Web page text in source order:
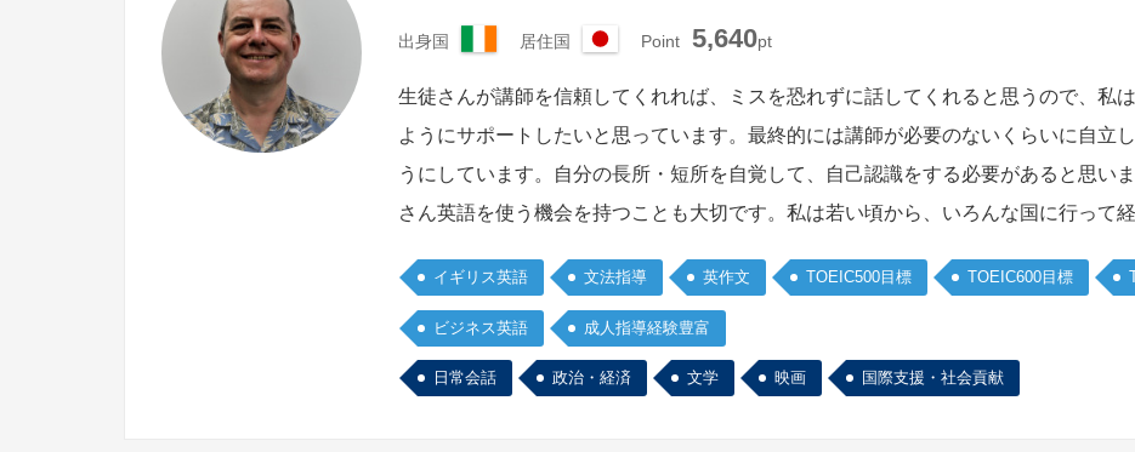
出身国
ア
イ
ラ
ン
ド
居住国
日
本
Point 5,640pt
生徒さんが講師を信頼してくれれば、ミスを恐れずに話してくれると思うので、私
ようにサポートしたいと思っています。最終的には講師が必要のないくらいに自立
うにしています。自分の長所・短所を自覚して、自己認識をする必要があると思い
さん英語を使う機会を持つことも大切です。私は若い頃から、いろんな国に行って
イギリス英語 文法指導 英作文 TOEIC500目標 TOEIC600目標
ビジネス英語 成人指導経験豊富
日常会話 政治・経済 文学 映画 国際支援・社会貢献